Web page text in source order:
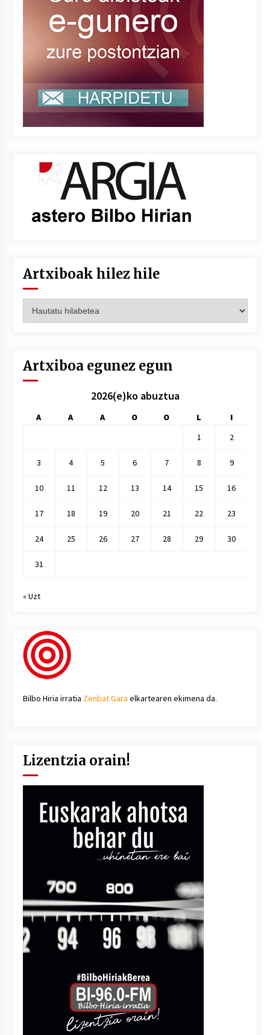
Artxiboak hilez hile
hilez
Artxiboa egunez egun
2026(e)ko abuztua
A A A O O L
I
1
2
3 4 5 6 7 8 9
10 11 12 13 14 15 16
17 18 19 20 21 22 23
24 25 26 27 28 29 30
31
« Uzt
Bilbo Hiria irratia Zenbat Gara elkartearen ekimena da.
Lizentzia orain!